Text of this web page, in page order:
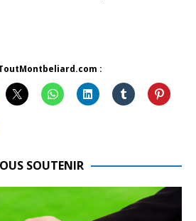
:
SOUTENIR